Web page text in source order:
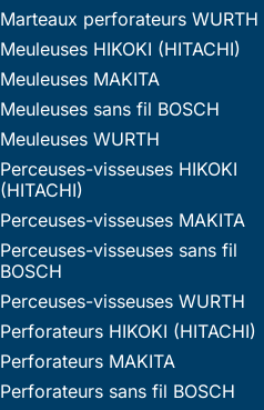
Marteaux perforateurs WURTH
Meuleuses HIKOKI (HITACHI)
Meuleuses MAKITA
Meuleuses sans fil BOSCH
Meuleuses WURTH
Perceuses-visseuses HIKOKI
(HITACHI)
Perceuses-visseuses MAKITA
Perceuses-visseuses sans fil
BOSCH
Perceuses-visseuses WURTH
Perforateurs HIKOKI (HITACHI)
Perforateurs MAKITA
Perforateurs sans fil BOSCH